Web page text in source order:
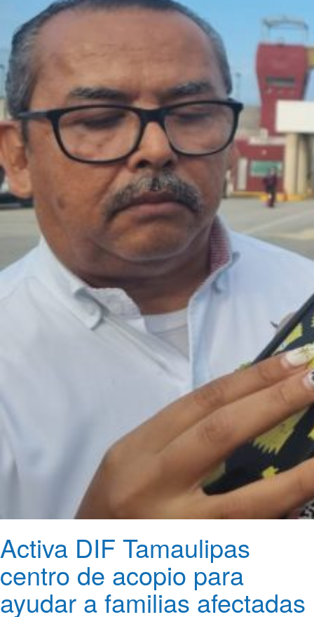
Activa DIF Tamaulipas
centro de acopio para
ayudar a familias afectadas